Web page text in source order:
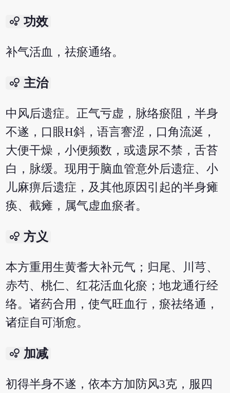
bubble_chart 功效
补气活血，祛瘀通络。
bubble_chart 主治
中风后遗症。正气亏虚，脉络瘀阻，半身
不遂，口眼Н斜，语言謇涩，口角流涎，
大便干燥，小便频数，或遗尿不禁，舌苔
白，脉缓。现用于脑血管意外后遗症、小
儿麻痹后遗症，及其他原因引起的半身瘫
痪、截瘫，属气虚血瘀者。
bubble_chart 方义
本方重用生黄耆大补元气；归尾、川芎、
赤芍、桃仁、红花活血化瘀；地龙通行经
络。诸药合用，使气旺血行，瘀祛络通，
诸症自可渐愈。
bubble_chart 加减
初得半身不遂，依本方加防风3克，服四